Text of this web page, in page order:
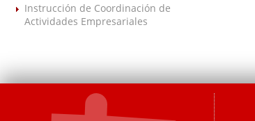
Instrucción de Coordinación de
Actividades Empresariales